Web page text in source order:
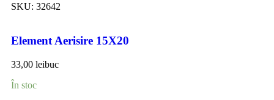
SKU: 32642
Element Aerisire 15X20
33,00 leibuc
În stoc